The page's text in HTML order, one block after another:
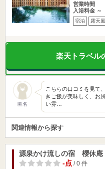
営業時間
入浴料金 ～
宿泊 露天
楽天トラベル
匿名
こちらの口コミを見て
きご飯が美味しく、お
い雰…
関連情報から探す
源泉かけ流しの宿 櫻休
-点/ 0 件